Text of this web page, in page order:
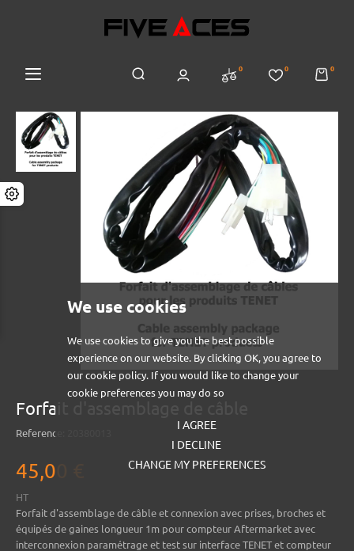
We use cookies
We use cookies to give you the best possible
experience on our website. By clicking OK, you agree to
our cookie policy. If you would like to change your
cookie preferences you may do so
I AGREE
I DECLINE
CHANGE MY PREFERENCES
0 0 0
Forfait d'assemblage de câble
Reference:
45,00 €
HT
Forfait d'assemblage de câble et connexion avec prises, broches et
équipés de gaines longueur 1m pour compteur Aftermarket avec
interconnexion paramétrage et test sur interface TENET et compteur